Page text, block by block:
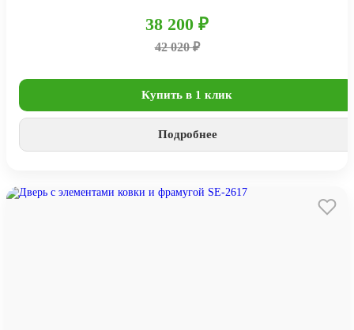
38 200 ₽
42 020 ₽
Купить в 1 клик
Подробнее